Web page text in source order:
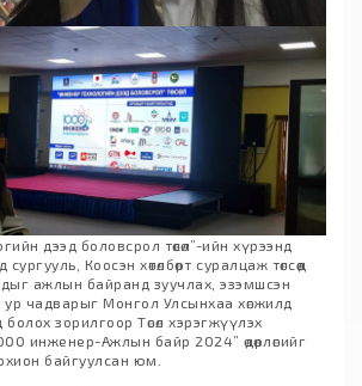
дээд боловсрол төсөл”-ийн хүрээнд
Коосэн хөтөлбөрт суралцаж төгсөөд
ажлын байранд зуучлах, эзэмшсэн
чадварыг Монгол Улсынхаа хөгжилд
зорилгоор Төсөл хэрэгжүүлэх
инженер-Ажлын байр 2024” өдөрлөгийг
байгуулсан юм.